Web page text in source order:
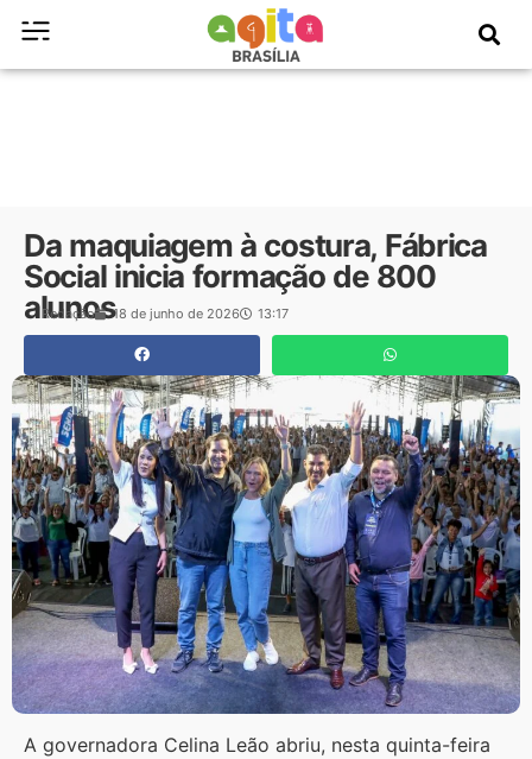
Da maquiagem à costura, Fábrica
Social inicia formação de 800
alunos
Redação 18 de junho de 2026 13:17
A governadora Celina Leão abriu, nesta quinta-feira